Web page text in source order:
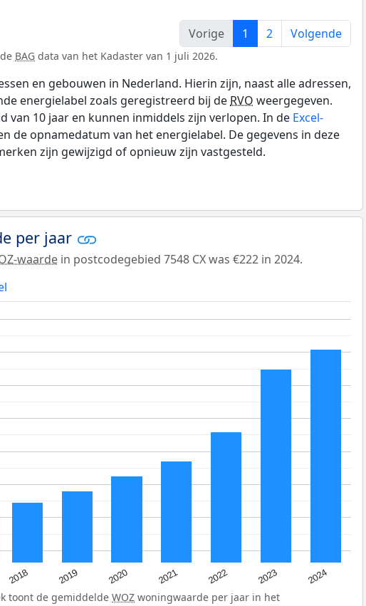
Vorige 1 2 Volgende
BAG data van het Kadaster van 1 juli 2026.
en gebouwen in Nederland. Hierin zijn, naast alle adressen,
energielabel zoals geregistreerd bij de RVO weergegeven.
10 jaar en kunnen inmiddels zijn verlopen. In de Excel-
de opnamedatum van het energielabel. De gegevens in deze
zijn gewijzigd of opnieuw zijn vastgesteld.
per jaar
waarde in postcodegebied 7548 CX was €222 in 2024.
2018 2019 2020 2021 2022 2023 2024
toont de gemiddelde WOZ woningwaarde per jaar in het